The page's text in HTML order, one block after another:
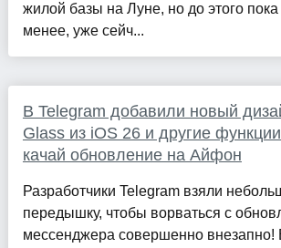
жилой базы на Луне, но до этого
менее, уже сейч...
В Telegram добавили новый
Glass из iOS 26 и другие
качай обновление на Айфон
Разработчики Telegram взяли
передышку, чтобы ворваться с
мессенджера совершенно внезапно!